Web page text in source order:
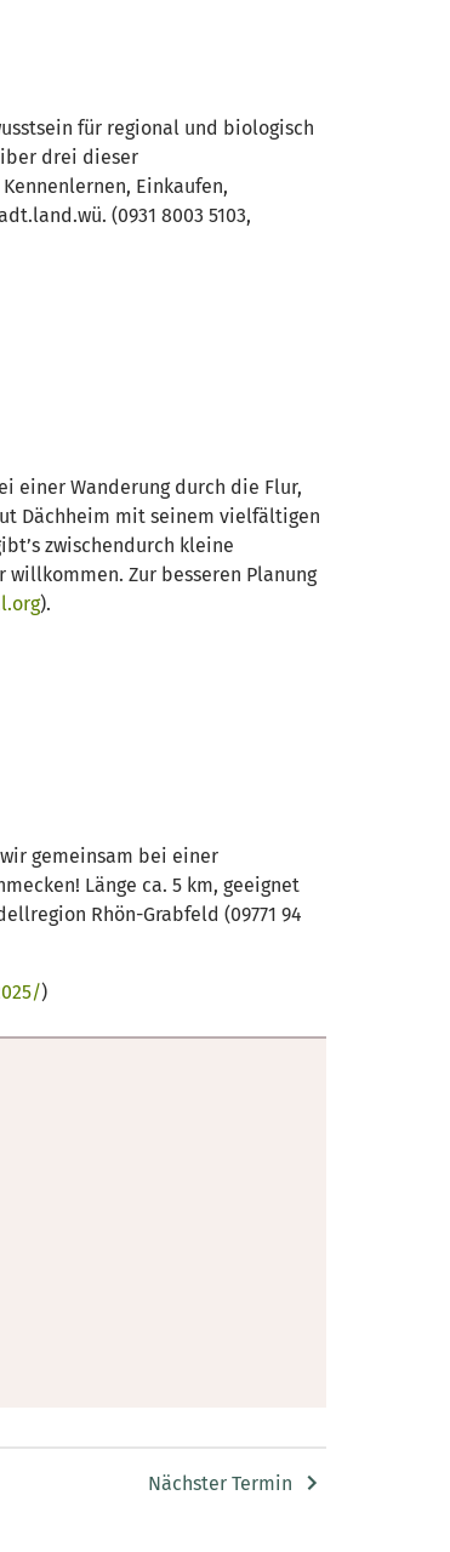
für regional und biologisch
drei dieser
Einkaufen,
(0931 8003 5103,
einer Wanderung durch die Flur,
Dächheim mit seinem vielfältigen
zwischendurch kleine
Zur besseren Planung
).
gemeinsam bei einer
Länge ca. 5 km, geeignet
Rhön-Grabfeld (09771 94
)
Nächster Termin